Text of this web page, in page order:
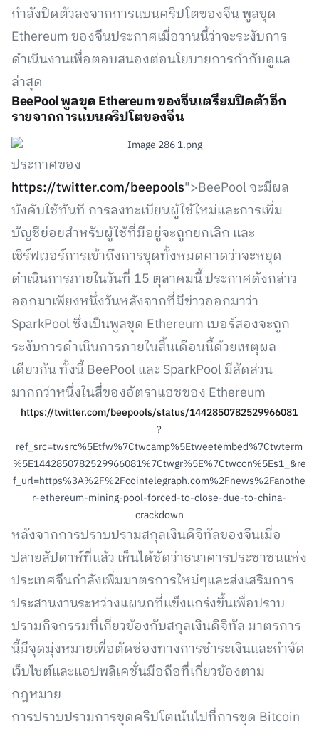
กำลังปิดตัวลงจากการแบนคริปโตของจีน พูลขุด
Ethereum ของจีนประกาศเมื่อวานนี้ว่าจะระงับการ
ดำเนินงานเพื่อตอบสนองต่อนโยบายการกำกับดูแล
ล่าสุด
BeePool พูลขุด Ethereum ของจีนเตรียมปิดตัวอีก
รายจากการแบนคริปโตของจีน
ประกาศของ
https://twitter.com/beepools">BeePool จะมีผล
บังคับใช้ทันที การลงทะเบียนผู้ใช้ใหม่และการเพิ่ม
บัญชีย่อยสำหรับผู้ใช้ที่มีอยู่จะถูกยกเลิก และ
เซิร์ฟเวอร์การเข้าถึงการขุดทั้งหมดคาดว่าจะหยุด
ดำเนินการภายในวันที่ 15 ตุลาคมนี้ ประกาศดังกล่าว
ออกมาเพียงหนึ่งวันหลังจากที่มีข่าวออกมาว่า
SparkPool ซึ่งเป็นพูลขุด Ethereum เบอร์สองจะถูก
ระงับการดำเนินการภายในสิ้นเดือนนี้ด้วยเหตุผล
เดียวกัน ทั้งนี้ BeePool และ SparkPool มีสัดส่วน
มากกว่าหนึ่งในสี่ของอัตราแฮชของ Ethereum
https://twitter.com/beepools/status/1442850782529966081
?
ref_src=twsrc%5Etfw%7Ctwcamp%5Etweetembed%7Ctwterm
%5E1442850782529966081%7Ctwgr%5E%7Ctwcon%5Es1_&re
f_url=https%3A%2F%2Fcointelegraph.com%2Fnews%2Fanothe
r-ethereum-mining-pool-forced-to-close-due-to-china-
crackdown
หลังจากการปราบปรามสกุลเงินดิจิทัลของจีนเมื่อ
ปลายสัปดาห์ที่แล้ว เห็นได้ชัดว่าธนาคารประชาชนแห่ง
ประเทศจีนกำลังเพิ่มมาตรการใหม่ๆและส่งเสริมการ
ประสานงานระหว่างแผนกที่แข็งแกร่งขึ้นเพื่อปราบ
ปรามกิจกรรมที่เกี่ยวข้องกับสกุลเงินดิจิทัล มาตรการ
นี้มีจุดมุ่งหมายเพื่อตัดช่องทางการชำระเงินและกำจัด
เว็บไซต์และแอปพลิเคชั่นมือถือที่เกี่ยวข้องตาม
กฎหมาย
การปราบปรามการขุดคริปโตเน้นไปที่การขุด Bitcoin